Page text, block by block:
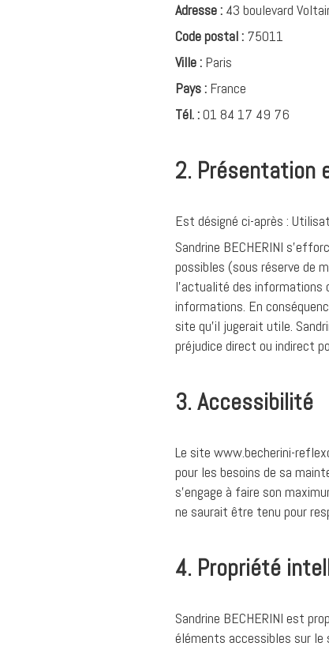
Adresse : 43 boulevard
Code postal : 75011
Ville : Paris
Pays : France
Tél. :01 84 17 49 76
2. Présentation
Est désigné ci-après :
Sandrine BECHERINI
possibles (sous réserve de
l'actualité des informations
informations. En
site qu'il jugerait utile.
préjudice direct ou indirect
3. Accessibilité
Le site www.becherini-
pour les besoins de sa
s’engage à faire son
ne saurait être tenu pour
4. Propriété
Sandrine BECHERINI est
éléments accessibles sur